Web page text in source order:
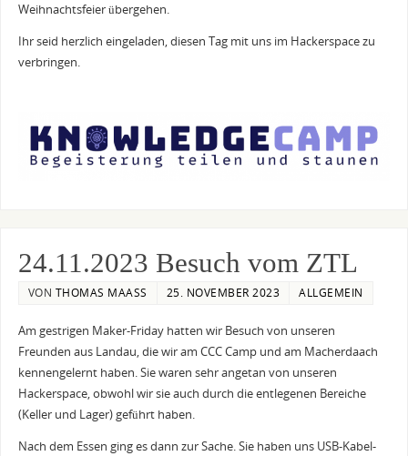
Weihnachtsfeier übergehen.
Ihr seid herzlich eingeladen, diesen Tag mit uns im Hackerspace zu
verbringen.
24.11.2023 Besuch vom ZTL
VON THOMAS MAASS 25. NOVEMBER 2023 ALLGEMEIN
Am gestrigen Maker-Friday hatten wir Besuch von unseren
Freunden aus Landau, die wir am CCC Camp und am Macherdaach
kennengelernt haben. Sie waren sehr angetan von unseren
Hackerspace, obwohl wir sie auch durch die entlegenen Bereiche
(Keller und Lager) geführt haben.
Nach dem Essen ging es dann zur Sache. Sie haben uns USB-Kabel-